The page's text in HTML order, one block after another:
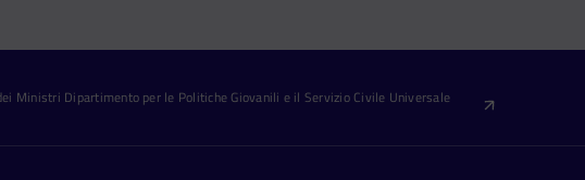
Ministri Dipartimento per le Politiche Giovanili e il Servizio Civile Universale